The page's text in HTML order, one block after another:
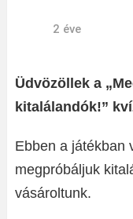
2 éve
Üdvözöllek a
kitalálandók!”
Ebben a játékban
megpróbáljuk
vásároltunk.